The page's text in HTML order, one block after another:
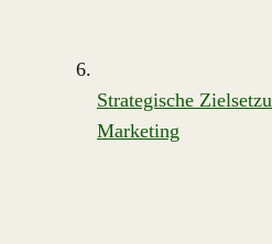
Strategische
Marketing